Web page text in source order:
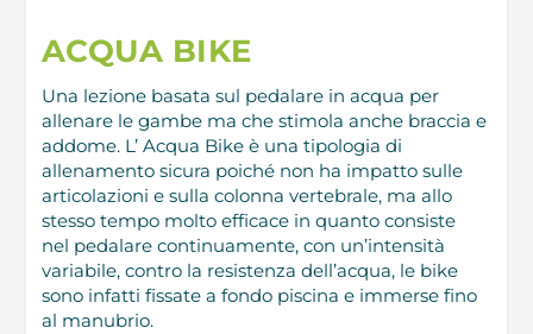
ACQUA BIKE
Una lezione basata sul pedalare in acqua per
allenare le gambe ma che stimola anche braccia e
addome. L’ Acqua Bike è una tipologia di
allenamento sicura poiché non ha impatto sulle
articolazioni e sulla colonna vertebrale, ma allo
stesso tempo molto efficace in quanto consiste
nel pedalare continuamente, con un’intensità
variabile, contro la resistenza dell’acqua, le bike
sono infatti fissate a fondo piscina e immerse fino
al manubrio.